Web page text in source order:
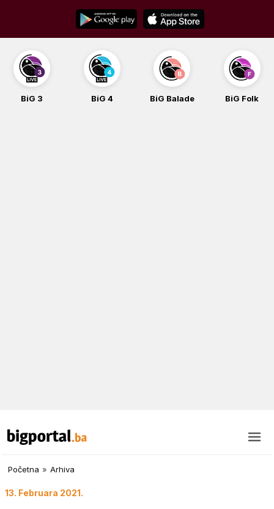
content
BiG 3 BiG 4 BiG Balade BiG Folk
Početna » Arhiva
13. Februara 2021.